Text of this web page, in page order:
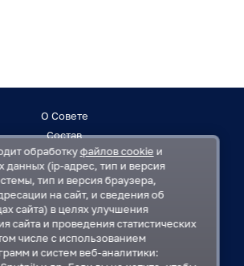
О Совете
Состав
Заседания
Контакты
Регламент
План работ
Решения
обработкуфайлов cookie и
данных (ip-адрес, тип и версия
тип и версия браузера,
на сайт, и сведения об
сайта) в целях улучшения
сайта и проведения статистических
числе с использованием
и систем веб-аналитики: